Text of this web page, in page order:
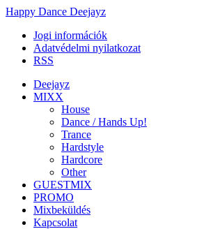
Happy Dance Deejayz
Jogi információk
Adatvédelmi nyilatkozat
RSS
Deejayz
MIXX
House
Dance / Hands Up!
Trance
Hardstyle
Hardcore
Other
GUESTMIX
PROMO
Mixbeküldés
Kapcsolat